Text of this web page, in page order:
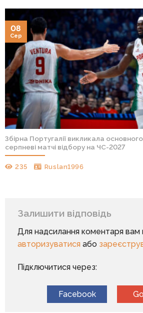
Збірна Португалії викликала
серпневі матчі відбору на ЧС-2027
235 Ruslan1996
08
Сер
Залишити відповідь
Для надсилання коментаря вам
авторизуватисяабо
Підключитися через:
Facebook